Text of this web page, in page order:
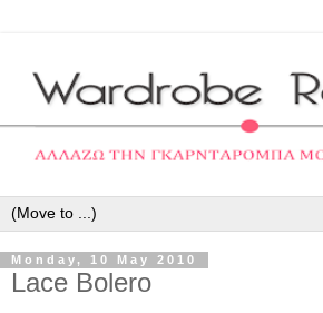
Monday, 10 May 2010
Lace Bolero